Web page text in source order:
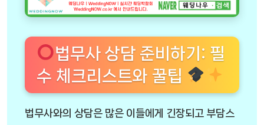
법무사 상담 준비하기: 필
수 체크리스트와 꿀팁
법무사와의 상담은 많은 이들에게 긴장되고 부담스